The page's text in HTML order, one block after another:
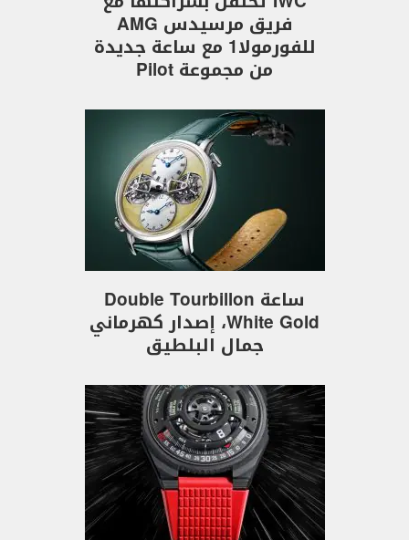
فريق مرسيدس AMG
للفورمولا1 مع ساعة جديدة
من مجموعة Pilot
ساعة Double Tourbillon
White Gold، إصدار كهرماني
جمال البلطيق